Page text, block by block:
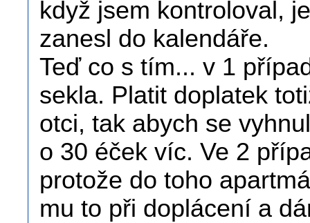
když jsem kontroloval,
zanesl do kalendáře.
Teď co s tím... v 1
sekla. Platit doplatek
otci, tak abych se
o 30 éček víc. Ve 2
protože do toho
mu to při doplácení a